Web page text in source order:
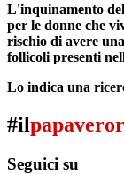
L'inquinamento
per le donne che
rischio di avere
follicoli presenti
Lo indica una
#il
Seguici su